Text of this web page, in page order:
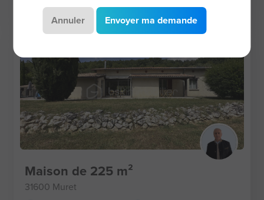
220 000 €
Maison de 225 m²
31600 Muret
Annuler Envoyer ma demande